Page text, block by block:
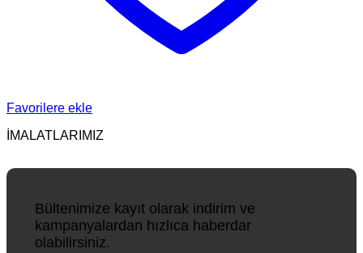
Favorilere ekle
İMALATLARIMIZ
Bültenimize kayıt olarak indirim ve
kampanyalardan hızlıca haberdar
olabilirsiniz.